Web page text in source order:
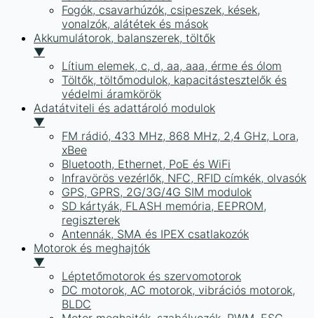
Fogók, csavarhúzók, csipeszek, kések,
vonalzók, alátétek és mások
Akkumulátorok, balanszerek, töltők
▼
Lítium elemek, c, d, aa, aaa, érme és ólom
Töltők, töltőmodulok, kapacitástesztelők és
védelmi áramkörök
Adatátviteli és adattároló modulok
▼
FM rádió, 433 MHz, 868 MHz, 2,4 GHz, Lora,
xBee
Bluetooth, Ethernet, PoE és WiFi
Infravörös vezérlők, NFC, RFID címkék, olvasók
GPS, GPRS, 2G/3G/4G SIM modulok
SD kártyák, FLASH memória, EEPROM,
regiszterek
Antennák, SMA és IPEX csatlakozók
Motorok és meghajtók
▼
Léptetőmotorok és szervomotorok
DC motorok, AC motorok, vibrációs motorok,
BLDC